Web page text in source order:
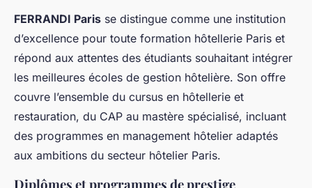
FERRANDI Paris se distingue comme une institution
d’excellence pour toute formation hôtellerie Paris et
répond aux attentes des étudiants souhaitant intégrer
les meilleures écoles de gestion hôtelière. Son offre
couvre l’ensemble du cursus en hôtellerie et
restauration, du CAP au mastère spécialisé, incluant
des programmes en management hôtelier adaptés
aux ambitions du secteur hôtelier Paris.
Diplômes et programmes de prestige